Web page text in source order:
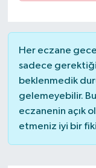
Her eczane gece
sadece
beklenmedik
gelemeyebilir.
eczanenin açık
etmeniz iyi bir